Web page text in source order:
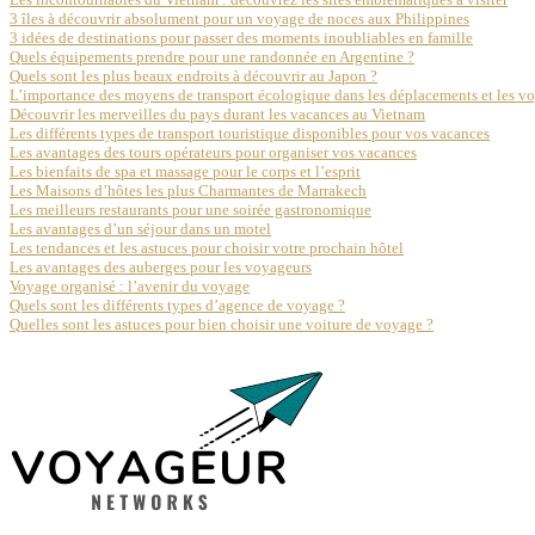
3 îles à découvrir absolument pour un voyage de noces aux Philippines
3 idées de destinations pour passer des moments inoubliables en famille
Quels équipements prendre pour une randonnée en Argentine ?
Quels sont les plus beaux endroits à découvrir au Japon ?
L’importance des moyens de transport écologique dans les déplacements et les
Découvrir les merveilles du pays durant les vacances au Vietnam
Les différents types de transport touristique disponibles pour vos vacances
Les avantages des tours opérateurs pour organiser vos vacances
Les bienfaits de spa et massage pour le corps et l’esprit
Les Maisons d’hôtes les plus Charmantes de Marrakech
Les meilleurs restaurants pour une soirée gastronomique
Les avantages d’un séjour dans un motel
Les tendances et les astuces pour choisir votre prochain hôtel
Les avantages des auberges pour les voyageurs
Voyage organisé : l’avenir du voyage
Quels sont les différents types d’agence de voyage ?
Quelles sont les astuces pour bien choisir une voiture de voyage ?